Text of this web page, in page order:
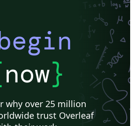
now}
why over 25 million
trust Overleaf